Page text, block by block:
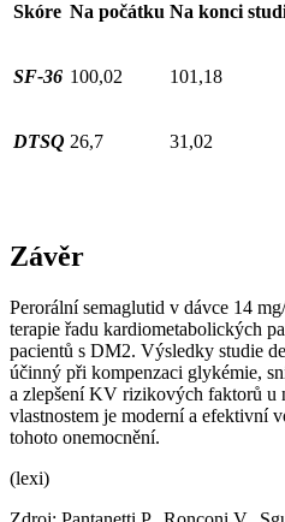
Skóre Na počátku Na konci
SF-36 100,02 101,18
DTSQ 26,7 31,02
Závěr
Perorální semaglutid v dávce 14
terapie řadu kardiometabolických
pacientů s DM2. Výsledky studie
účinný při kompenzaci glykémie,
a zlepšení KV rizikových faktorů u
vlastnostem je moderní a efektivní
tohoto onemocnění.
(lexi)